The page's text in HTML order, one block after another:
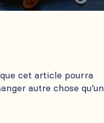
cet article pourra
autre chose qu’un